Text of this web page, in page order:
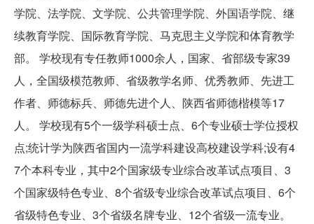
学院、法学院、文学院、公共管理学院、外国语学院、继
续教育学院、国际教育学院、马克思主义学院和体育教学
部。 学校现有专任教师1000余人，国家、省部级专家39
人，全国级模范教师、省级教学名师、优秀教师、先进工
作者、师德标兵、师德先进个人、陕西省师德楷模等17
人。 学校现有5个一级学科硕士点、6个专业硕士学位授权
点;统计学为陕西省国内一流学科建设高校建设学科;设有4
7个本科专业，其中2个国家级专业综合改革试点项目、3
个国家级特色专业、8个省级专业综合改革试点项目、6个
省级特色专业、3个省级名牌专业、12个省级一流专业。